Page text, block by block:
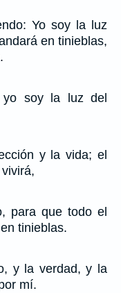
Yo soy la luz
en tinieblas,
yo soy la luz del
y la vida; el
para que todo el
tinieblas.
y la verdad, y la
mí.